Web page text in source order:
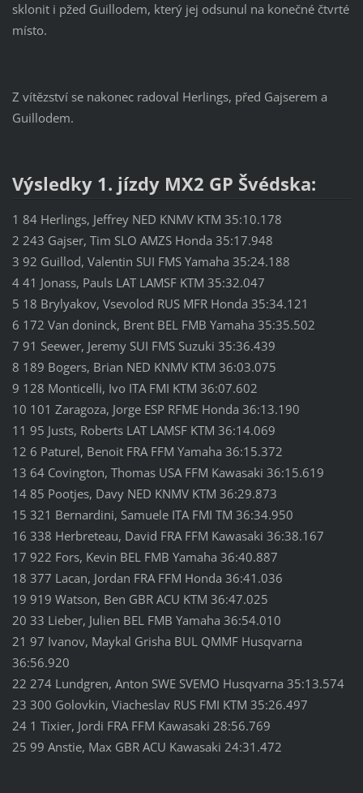
sklonit i pžed Guillodem, který jej odsunul na konečné čtvrté
místo.
Z vítězství se nakonec radoval Herlings, před Gajserem a
Guillodem.
Výsledky 1. jízdy MX2 GP Švédska:
1 84 Herlings, Jeffrey NED KNMV KTM 35:10.178
2 243 Gajser, Tim SLO AMZS Honda 35:17.948
3 92 Guillod, Valentin SUI FMS Yamaha 35:24.188
4 41 Jonass, Pauls LAT LAMSF KTM 35:32.047
5 18 Brylyakov, Vsevolod RUS MFR Honda 35:34.121
6 172 Van doninck, Brent BEL FMB Yamaha 35:35.502
7 91 Seewer, Jeremy SUI FMS Suzuki 35:36.439
8 189 Bogers, Brian NED KNMV KTM 36:03.075
9 128 Monticelli, Ivo ITA FMI KTM 36:07.602
10 101 Zaragoza, Jorge ESP RFME Honda 36:13.190
11 95 Justs, Roberts LAT LAMSF KTM 36:14.069
12 6 Paturel, Benoit FRA FFM Yamaha 36:15.372
13 64 Covington, Thomas USA FFM Kawasaki 36:15.619
14 85 Pootjes, Davy NED KNMV KTM 36:29.873
15 321 Bernardini, Samuele ITA FMI TM 36:34.950
16 338 Herbreteau, David FRA FFM Kawasaki 36:38.167
17 922 Fors, Kevin BEL FMB Yamaha 36:40.887
18 377 Lacan, Jordan FRA FFM Honda 36:41.036
19 919 Watson, Ben GBR ACU KTM 36:47.025
20 33 Lieber, Julien BEL FMB Yamaha 36:54.010
21 97 Ivanov, Maykal Grisha BUL QMMF Husqvarna
36:56.920
22 274 Lundgren, Anton SWE SVEMO Husqvarna 35:13.574
23 300 Golovkin, Viacheslav RUS FMI KTM 35:26.497
24 1 Tixier, Jordi FRA FFM Kawasaki 28:56.769
25 99 Anstie, Max GBR ACU Kawasaki 24:31.472